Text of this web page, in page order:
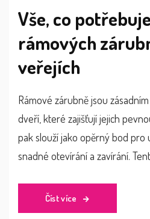
Vše, co
rámových
veřejích
Rámové zárubně jsou
dveří, které zajišťují jejich
pak slouží jako opěrný bod pro
snadné otevírání a zavírání.
veřejích, včetně tipů pro
faktů o jejich použití. Dozvíte se
Číst více